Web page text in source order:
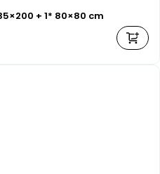
+ 1* 80×80 cm